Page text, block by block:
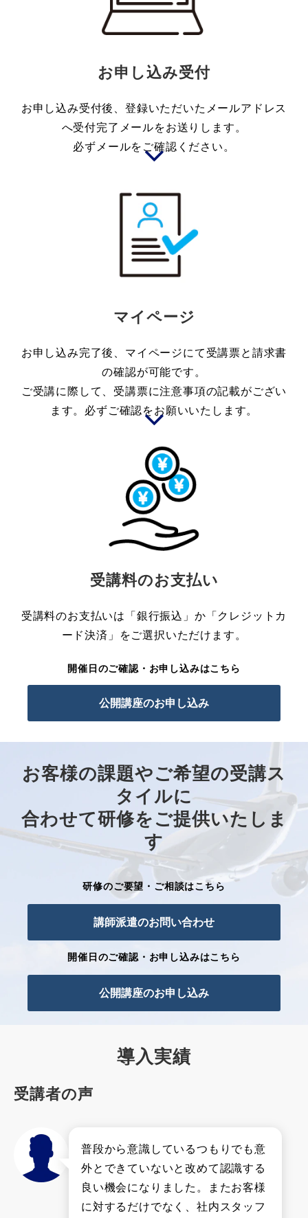
お申し込み受付
お申し込み受付後、登録いただいたメールアドレス
へ受付完了メールをお送りします。
必ずメールをご確認ください。
マイページ
お申し込み完了後、マイページにて受講票と請求書
の確認が可能です。
ご受講に際して、受講票に注意事項の記載がござい
ます。必ずご確認をお願いいたします。
受講料のお支払い
受講料のお支払いは「銀行振込」か「クレジットカ
ード決済」をご選択いただけます。
開催日のご確認・お申し込みはこちら
公開講座のお申し込み
お客様の課題やご希望の受講ス
タイルに
合わせて研修をご提供いたしま
す
研修のご要望・ご相談はこちら
講師派遣のお問い合わせ
開催日のご確認・お申し込みはこちら
公開講座のお申し込み
導入実績
受講者の声
普段から意識しているつもりでも意
外とできていないと改めて認識する
良い機会になりました。またお客様
に対するだけでなく、社内スタッフ